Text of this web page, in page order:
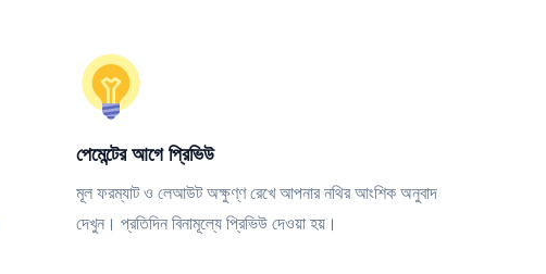
পেমেন্টের আগে প্রিভিউ
মূল ফরম্যাট ও লেআউট অক্ষুণ্ণ রেখে আপনার নথির আংশিক অনুবাদ
দেখুন। প্রতিদিন বিনামূল্যে প্রিভিউ দেওয়া হয়।